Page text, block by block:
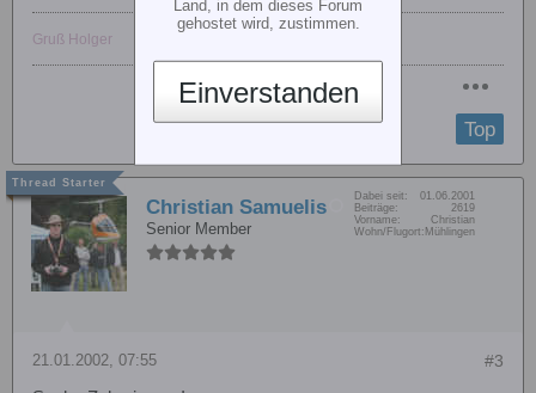
Gruß Holger
Top
Christian Samuelis
Senior Member
Dabei seit:
01.06.2001
Beiträge:
2619
Vorname:
Christian
Wohn/Flugort: Mühlingen
#3
21.01.2002, 07:55
Land, in dem dieses Forum
gehostet wird, zustimmen.
Einverstanden